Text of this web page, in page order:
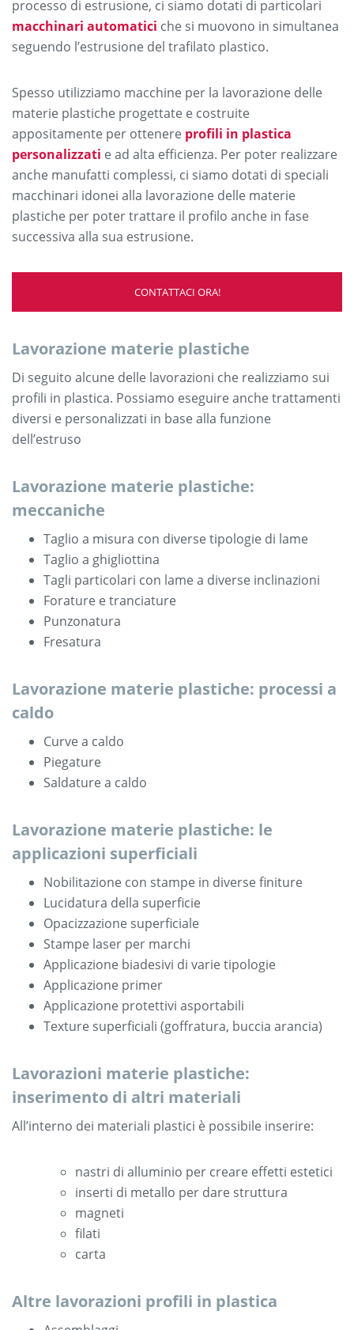
processo di estrusione, ci siamo dotati di particolari
macchinari automatici che si muovono in simultanea
seguendo l’estrusione del trafilato plastico.
Spesso utilizziamo macchine per la lavorazione delle
materie plastiche progettate e costruite
appositamente per ottenere profili in plastica
personalizzati e ad alta efficienza. Per poter realizzare
anche manufatti complessi, ci siamo dotati di speciali
macchinari idonei alla lavorazione delle materie
plastiche per poter trattare il profilo anche in fase
successiva alla sua estrusione.
CONTATTACI ORA!
Lavorazione materie plastiche
Di seguito alcune delle lavorazioni che realizziamo sui
profili in plastica. Possiamo eseguire anche trattamenti
diversi e personalizzati in base alla funzione
dell’estruso
Lavorazione materie plastiche:
meccaniche
Taglio a misura con diverse tipologie di lame
Taglio a ghigliottina
Tagli particolari con lame a diverse inclinazioni
Forature e tranciature
Punzonatura
Fresatura
Lavorazione materie plastiche: processi a
caldo
Curve a caldo
Piegature
Saldature a caldo
Lavorazione materie plastiche: le
applicazioni superficiali
Nobilitazione con stampe in diverse finiture
Lucidatura della superficie
Opacizzazione superficiale
Stampe laser per marchi
Applicazione biadesivi di varie tipologie
Applicazione primer
Applicazione protettivi asportabili
Texture superficiali (goffratura, buccia arancia)
Lavorazioni materie plastiche:
inserimento di altri materiali
All’interno dei materiali plastici è possibile inserire:
nastri di alluminio per creare effetti estetici
inserti di metallo per dare struttura
magneti
filati
carta
Altre lavorazioni profili in plastica